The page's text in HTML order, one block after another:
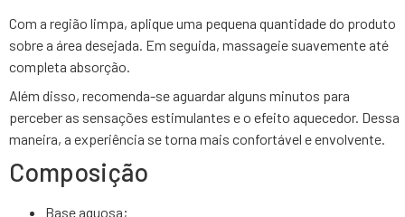
Com a região limpa, aplique uma pequena quantidade do produto
sobre a área desejada. Em seguida, massageie suavemente até
completa absorção.
Além disso, recomenda-se aguardar alguns minutos para
perceber as sensações estimulantes e o efeito aquecedor. Dessa
maneira, a experiência se torna mais confortável e envolvente.
Composição
Base aquosa;